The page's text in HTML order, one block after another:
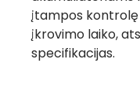
įtampos kontrolę
įkrovimo laiko,
specifikacijas.